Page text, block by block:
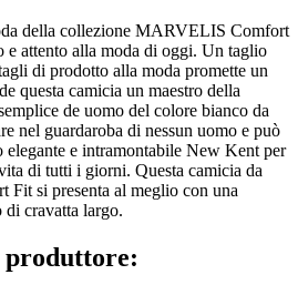
della collezione MARVELIS Comfort
e attento alla moda di oggi. Un taglio
di prodotto alla moda promette un
questa camicia un maestro della
de uomo del colore bianco da
nel guardaroba di nessun uomo e può
elegante e intramontabile New Kent per
di tutti i giorni. Questa camicia da
si presenta al meglio con una
di cravatta largo.